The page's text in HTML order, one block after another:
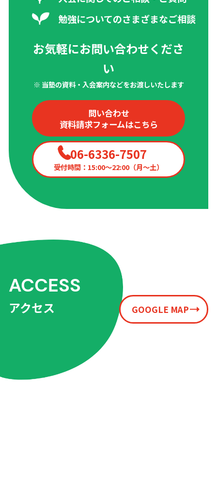
勉強についてのさまざまなご相談
お気軽にお問い合わせくださ
い
※ 当塾の資料・入会案内などをお渡しいたします
問い合わせ
資料請求フォームはこちら
06-6336-7507
受付時間：15:00〜22:00（月〜土）
ACCESS
アクセス GOOGLE MAP